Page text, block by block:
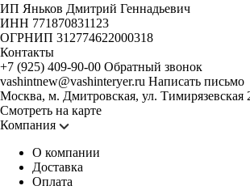
ИП Яньков Дмитрий Геннадьевич
ИНН 771870831123
ОГРНИП 312774622000318
Контакты
+7 (925) 409-90-00 Обратный звонок
vashintnew@vashinteryer.ru Написать письмо
Москва, м. Дмитровская, ул. Тимирязевская
Смотреть на карте
Компания
О компании
Доставка
Оплата